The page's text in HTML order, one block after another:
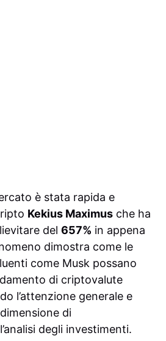
è stata rapida e
Kekius Maximus che ha
del 657% in appena
dimostra come le
come Musk possano
di criptovalute
l’attenzione generale e
di
degli investimenti.